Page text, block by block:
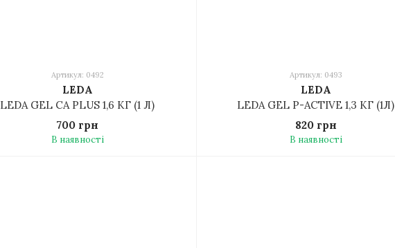
Артикул: 0492
LEDA
LEDA GEL CA PLUS 1,6 КГ (1 Л)
700 грн
В наявності
Артикул: 0493
LEDA
LEDA GEL P-ACTIVE 1,3 КГ (1Л)
820 грн
В наявності